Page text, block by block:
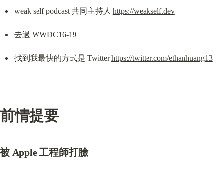
weak self podcast 共同主持人 https://weakself.dev
去過 WWDC16-19
找到我最快的方式是 Twitter https://twitter.com/ethanhuang13
前情提要
被 Apple 工程師打臉